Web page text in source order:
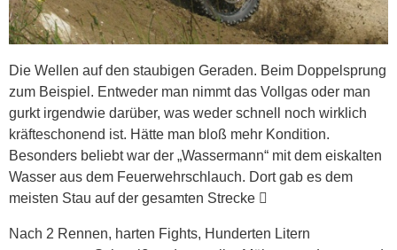
Die Wellen auf den staubigen Geraden. Beim Doppelsprung
zum Beispiel. Entweder man nimmt das Vollgas oder man
gurkt irgendwie darüber, was weder schnell noch wirklich
kräfteschonend ist. Hätte man bloß mehr Kondition.
Besonders beliebt war der „Wassermann“ mit dem eiskalten
Wasser aus dem Feuerwehrschlauch. Dort gab es dem
meisten Stau auf der gesamten Strecke 
Nach 2 Rennen, harten Fights, Hunderten Litern